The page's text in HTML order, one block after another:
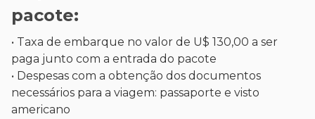
pacote:
• Taxa de embarque no valor de U$ 130,00 a ser
paga junto com a entrada do pacote
• Despesas com a obtenção dos documentos
necessários para a viagem: passaporte e visto
americano